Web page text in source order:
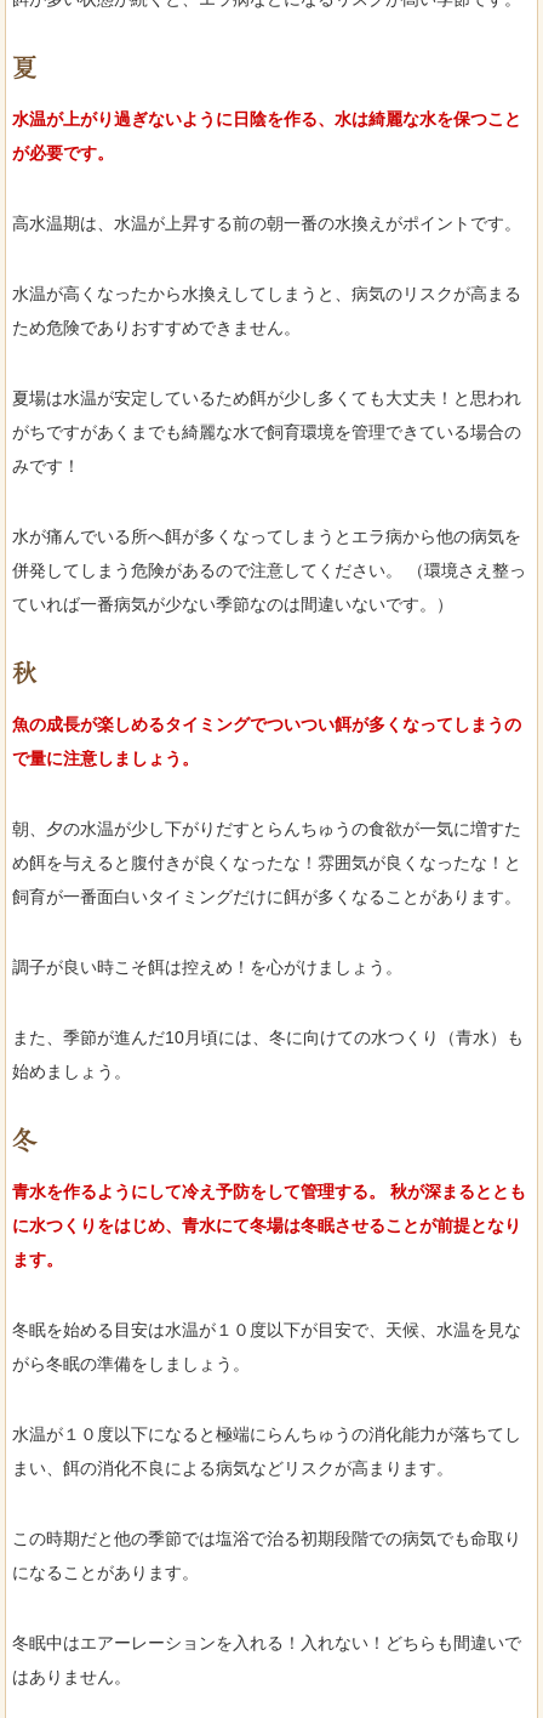
夏
水温が上がり過ぎないように日陰を作る、水は綺麗な水を保つこと
が必要です。
高水温期は、水温が上昇する前の朝一番の水換えがポイントです。
水温が高くなったから水換えしてしまうと、病気のリスクが高まる
ため危険でありおすすめできません。
夏場は水温が安定しているため餌が少し多くても大丈夫！と思われ
がちですがあくまでも綺麗な水で飼育環境を管理できている場合の
みです！
水が痛んでいる所へ餌が多くなってしまうとエラ病から他の病気を
併発してしまう危険があるので注意してください。 （環境さえ整っ
ていれば一番病気が少ない季節なのは間違いないです。）
秋
魚の成長が楽しめるタイミングでついつい餌が多くなってしまうの
で量に注意しましょう。
朝、夕の水温が少し下がりだすとらんちゅうの食欲が一気に増すた
め餌を与えると腹付きが良くなったな！雰囲気が良くなったな！と
飼育が一番面白いタイミングだけに餌が多くなることがあります。
調子が良い時こそ餌は控えめ！を心がけましょう。
また、季節が進んだ10月頃には、冬に向けての水つくり（青水）も
始めましょう。
冬
青水を作るようにして冷え予防をして管理する。 秋が深まるととも
に水つくりをはじめ、青水にて冬場は冬眠させることが前提となり
ます。
冬眠を始める目安は水温が１０度以下が目安で、天候、水温を見な
がら冬眠の準備をしましょう。
水温が１０度以下になると極端にらんちゅうの消化能力が落ちてし
まい、餌の消化不良による病気などリスクが高まります。
この時期だと他の季節では塩浴で治る初期段階での病気でも命取り
になることがあります。
冬眠中はエアーレーションを入れる！入れない！どちらも間違いで
はありません。